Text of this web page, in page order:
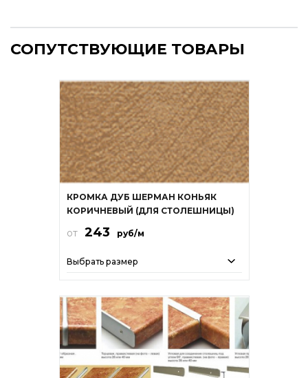
СОПУТСТВУЮЩИЕ ТОВАРЫ
КРОМКА ДУБ ШЕРМАН КОНЬЯК
КОРИЧНЕВЫЙ (ДЛЯ СТОЛЕШНИЦЫ)
от 243 руб/м
Выбрать размер